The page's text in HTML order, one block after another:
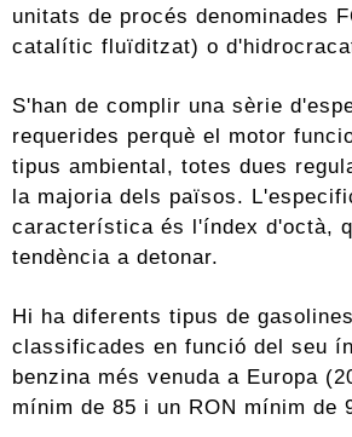
unitats de procés denominades
catalític fluïditzat) o
S'han de complir una sèrie
requerides perquè el motor
tipus ambiental, totes dues
la majoria dels països.
característica és l'índex d'octà,
tendència a detonar.
Hi ha diferents tipus de
classificades en funció del seu
benzina més venuda a Europa
mínim de 85 i un RON mínim de